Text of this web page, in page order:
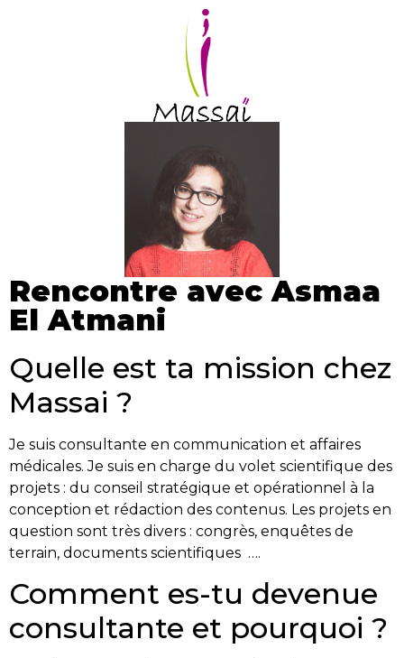
Rencontre avec Asmaa
El Atmani
Quelle est ta mission chez
Massai ?
Je suis consultante en communication et affaires
médicales. Je suis en charge du volet scientifique des
projets : du conseil stratégique et opérationnel à la
conception et rédaction des contenus. Les projets en
question sont très divers : congrès, enquêtes de
terrain, documents scientifiques ….
Comment es-tu devenue
consultante et pourquoi ?